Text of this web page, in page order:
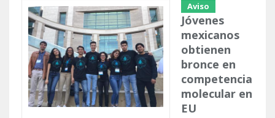
Aviso
Jóvenes
mexicanos
obtienen
bronce en
competencia
molecular en
EU